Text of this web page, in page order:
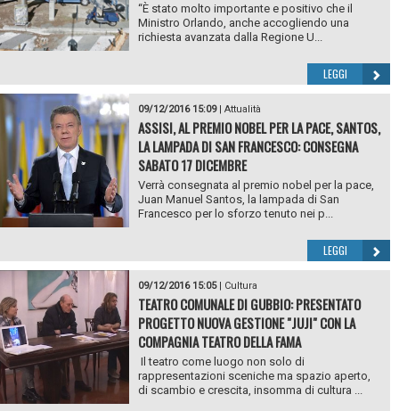
“È stato molto importante e positivo che il
Ministro Orlando, anche accogliendo una
richiesta avanzata dalla Regione U...
LEGGI
09/12/2016 15:09| Attualità
ASSISI, AL PREMIO NOBEL PER LA PACE, SANTOS,
LA LAMPADA DI SAN FRANCESCO: CONSEGNA
SABATO 17 DICEMBRE
Verrà consegnata al premio nobel per la pace,
Juan Manuel Santos, la lampada di San
Francesco per lo sforzo tenuto nei p...
LEGGI
09/12/2016 15:05| Cultura
TEATRO COMUNALE DI GUBBIO: PRESENTATO
PROGETTO NUOVA GESTIONE "JUJI" CON LA
COMPAGNIA TEATRO DELLA FAMA
Il teatro come luogo non solo di
rappresentazioni sceniche ma spazio aperto,
di scambio e crescita, insomma di cultura ...